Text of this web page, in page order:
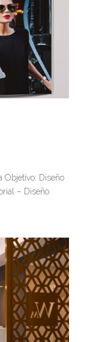
Objetivo: Diseño
– Diseño